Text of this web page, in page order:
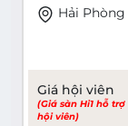
Hải Phòng
Giá hội viên
(Giá sàn Hi1 hỗ trợ
hội viên)